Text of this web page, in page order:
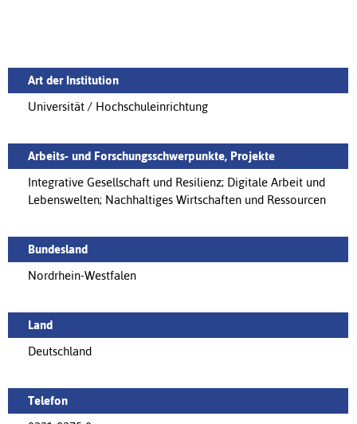
Art der Institution
Universität / Hochschuleinrichtung
Arbeits- und Forschungsschwerpunkte, Projekte
Integrative Gesellschaft und Resilienz; Digitale Arbeit und
Lebenswelten; Nachhaltiges Wirtschaften und Ressourcen
Bundesland
Nordrhein-Westfalen
Land
Deutschland
Telefon